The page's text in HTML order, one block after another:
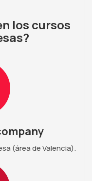
los cursos
(área de Valencia).